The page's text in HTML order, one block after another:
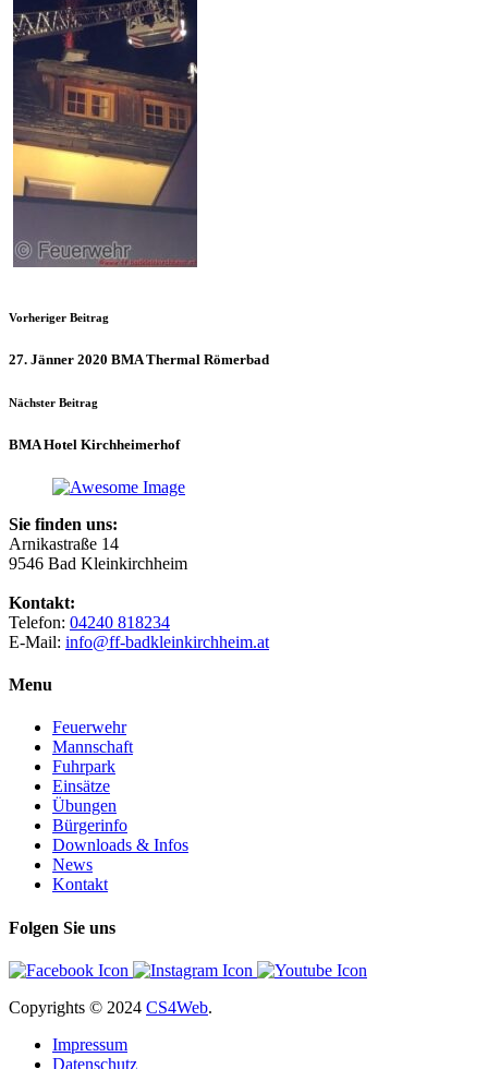
Vorheriger Beitrag
27. Jänner 2020 BMA Thermal Römerbad
Nächster Beitrag
BMA Hotel Kirchheimerhof
Sie finden uns:
Arnikastraße 14
9546 Bad Kleinkirchheim
Kontakt:
Telefon: 04240 818234
E-Mail: info@ff-badkleinkirchheim.at
Menu
Feuerwehr
Mannschaft
Fuhrpark
Einsätze
Übungen
Bürgerinfo
Downloads & Infos
News
Kontakt
Folgen Sie uns
Copyrights © 2024 CS4Web.
Impressum
Datenschutz